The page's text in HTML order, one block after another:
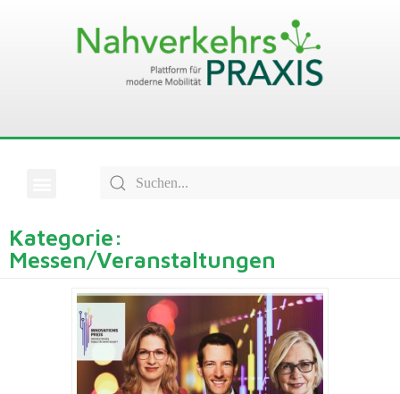
Kategorie:
Messen/Veranstaltungen